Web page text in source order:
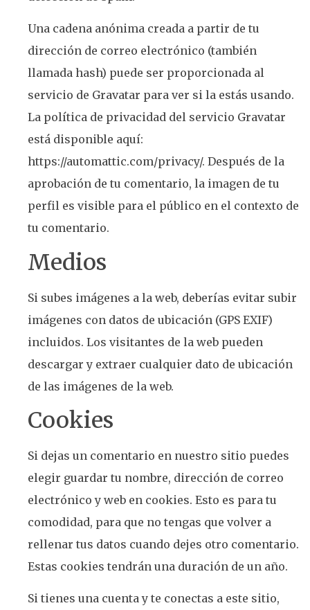
Una cadena anónima creada a partir de tu
dirección de correo electrónico (también
llamada hash) puede ser proporcionada al
servicio de Gravatar para ver si la estás usando.
La política de privacidad del servicio Gravatar
está disponible aquí:
https://automattic.com/privacy/. Después de la
aprobación de tu comentario, la imagen de tu
perfil es visible para el público en el contexto de
tu comentario.
Medios
Si subes imágenes a la web, deberías evitar subir
imágenes con datos de ubicación (GPS EXIF)
incluidos. Los visitantes de la web pueden
descargar y extraer cualquier dato de ubicación
de las imágenes de la web.
Cookies
Si dejas un comentario en nuestro sitio puedes
elegir guardar tu nombre, dirección de correo
electrónico y web en cookies. Esto es para tu
comodidad, para que no tengas que volver a
rellenar tus datos cuando dejes otro comentario.
Estas cookies tendrán una duración de un año.
Si tienes una cuenta y te conectas a este sitio,